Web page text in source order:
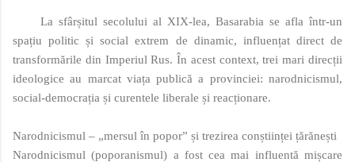
La sfârșitul secolului al XIX‑lea, Basarabia se afla într-un
spațiu politic și social extrem de dinamic, influențat direct de
transformările din Imperiul Rus. În acest context, trei mari direcții
ideologice au marcat viața publică a provinciei: narodnicismul,
social‑democrația și curentele liberale și reacționare.
Narodnicismul – „mersul în popor” și trezirea conștiinței țărănești
Narodnicismul (poporanismul) a fost cea mai influentă mișcare